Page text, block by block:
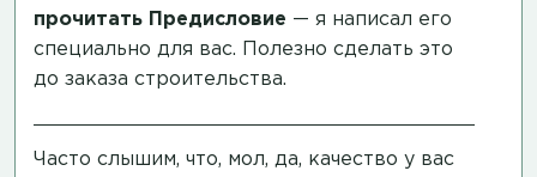
прочитать Предисловие — я написал его
специально для вас. Полезно сделать это
до заказа строительства.
Часто слышим, что, мол, да, качество у вас